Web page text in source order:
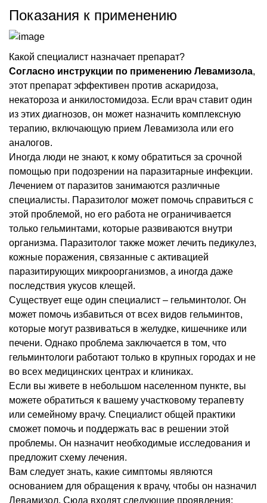
Показания к применению
Какой специалист назначает препарат?
Согласно инструкции по применению Левамизола,
этот препарат эффективен против аскаридоза,
некатороза и анкилостомидоза. Если врач ставит один
из этих диагнозов, он может назначить комплексную
терапию, включающую прием Левамизола или его
аналогов.
Иногда люди не знают, к кому обратиться за срочной
помощью при подозрении на паразитарные инфекции.
Лечением от паразитов занимаются различные
специалисты. Паразитолог может помочь справиться с
этой проблемой, но его работа не ограничивается
только гельминтами, которые развиваются внутри
организма. Паразитолог также может лечить педикулез,
кожные поражения, связанные с активацией
паразитирующих микроорганизмов, а иногда даже
последствия укусов клещей.
Существует еще один специалист – гельминтолог. Он
может помочь избавиться от всех видов гельминтов,
которые могут развиваться в желудке, кишечнике или
печени. Однако проблема заключается в том, что
гельминтологи работают только в крупных городах и не
во всех медицинских центрах и клиниках.
Если вы живете в небольшом населенном пункте, вы
можете обратиться к вашему участковому терапевту
или семейному врачу. Специалист общей практики
сможет помочь и поддержать вас в решении этой
проблемы. Он назначит необходимые исследования и
предложит схему лечения.
Вам следует знать, какие симптомы являются
основанием для обращения к врачу, чтобы он назначил
Левамизол. Сюда входят следующие проявления: